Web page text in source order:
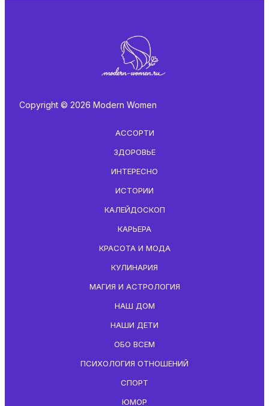
Copyright © 2026 Modern Women
АССОРТИ
ЗДОРОВЬЕ
ИНТЕРЕСНО
ИСТОРИИ
КАЛЕЙДОСКОП
КАРЬЕРА
КРАСОТА И МОДА
КУЛИНАРИЯ
МАГИЯ И АСТРОЛОГИЯ
НАШ ДОМ
НАШИ ДЕТИ
ОБО ВСЕМ
ПСИХОЛОГИЯ ОТНОШЕНИЙ
СПОРТ
ЮМОР